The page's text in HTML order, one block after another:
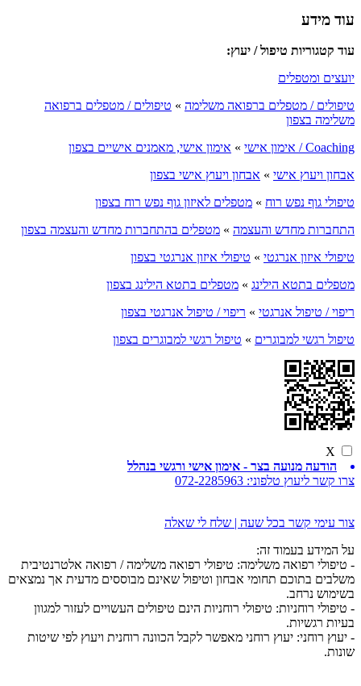
עוד מידע
עוד קטגוריות טיפול / יעוץ:
יועצים ומטפלים
טיפולים / מטפלים ברפואה משלימה » טיפולים / מטפלים ברפואה
משלימה בצפון
Coaching / אימון אישי
» אימון אישי, מאמנים אישיים בצפון
אבחון ויעוץ אישי » אבחון ויעוץ אישי בצפון
טיפולי גוף נפש רוח » מטפלים לאיזון גוף נפש רוח בצפון
התחברות מחדש והעצמה » מטפלים בהתחברות מחדש והעצמה בצפון
טיפולי איזון אנרגטי » טיפולי איזון אנרגטי בצפון
מטפלים בתטא הילינג » מטפלים בתטא הילינג בצפון
ריפוי / טיפול אנרגטי » ריפוי / טיפול אנרגטי בצפון
טיפול רגשי למבוגרים » טיפול רגשי למבוגרים בצפון
X
הודעה מנועה בצר - אימון אישי ורגשי בנהלל
צרו קשר ליעוץ טלפוני: 072-2285963
צור עימי קשר בכל שעה | שלח לי שאלה
על המידע בעמוד זה:
- טיפולי רפואה משלימה: טיפולי רפואה משלימה / רפואה אלטרנטיבית
משלבים בתוכם תחומי אבחון וטיפול שאינם מבוססים מדעית אך נמצאים
בשימוש נרחב.
- טיפולי רוחניות: טיפולי רוחניות הינם טיפולים העשויים לעזור למגוון
בעיות רגשיות.
- יעוץ רוחני: יעוץ רוחני מאפשר לקבל הכוונה רוחנית ויעוץ לפי שיטות
שונות.